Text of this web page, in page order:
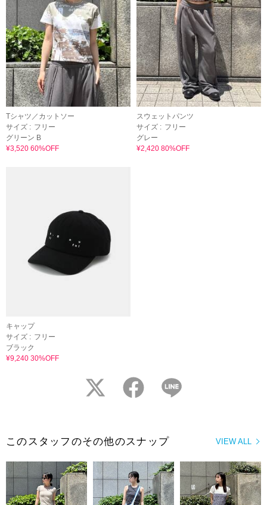
Tシャツ／カットソー
サイズ : フリー
グリーン B
¥3,520 60%OFF
スウェットパンツ
サイズ : フリー
グレー
¥2,420 80%OFF
キャップ
サイズ : フリー
ブラック
¥9,240 30%OFF
twitter facebook
VIEW ALL
このスタッフのその他のスナップ